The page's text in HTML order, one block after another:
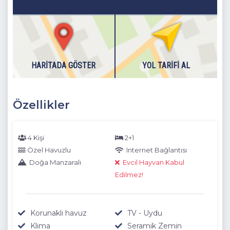
HARITADA GÖSTER YOL TARIFI AL
Özellikler
4 Kişi
2+1
Özel Havuzlu
Internet Bağlantısı
Doğa Manzaralı
Evcil Hayvan Kabul
Edilmez!
Korunaklı havuz
TV - Uydu
Klima
Seramik Zemin